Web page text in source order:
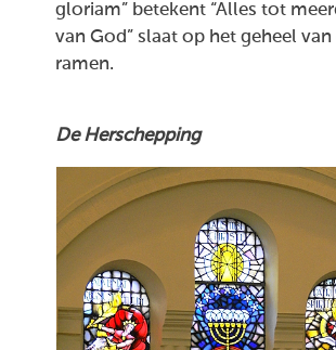
gloriam” betekent “Alles tot
van God” slaat op het geheel
ramen.
De Herschepping